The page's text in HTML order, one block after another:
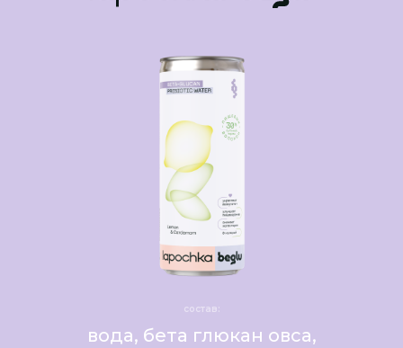
вода, бета глюкан овса,
состав: